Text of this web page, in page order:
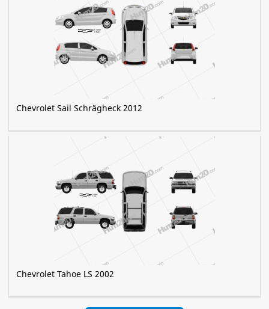
Chevrolet Sail Schrägheck 2012
Chevrolet Tahoe LS 2002